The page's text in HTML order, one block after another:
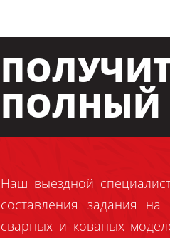
ПОЛНЫЙ
Наш выездной
составления задания
сварных и кованых